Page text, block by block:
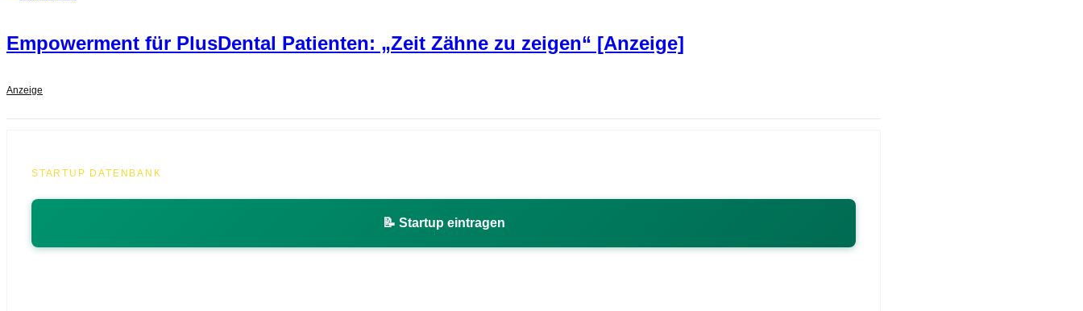
Empowerment für PlusDental Patienten: „Zeit Zähne zu zeigen“ [Anzeige]
Anzeige
STARTUP DATENBANK
📝 Startup eintragen